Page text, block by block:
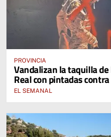
PROVINCIA
Vandalizan la taquilla
Real con pintadas
EL SEMANAL